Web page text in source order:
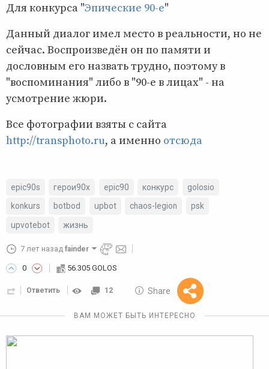
Для конкурса "Эпические 90-е"
Данный диалог имел место в реальности, но не
сейчас. Воспроизведён он по памяти и
дословным его назвать трудно, поэтому в
"воспоминания" либо в "90-е в лицах" - на
усмотрение жюри.
Все фотографии взяты с сайта
http://transphoto.ru, а именно отсюда
epic90s герои90х epic90 конкурс
golosio
konkurs
botbod upbot chaos-legion
psk
upvotebot
жизнь
7 лет назад fainder
0 56.305 GOLOS
Ответить 12 Share
Reward
10 GOLOS
ВАМ МОЖЕТ БЫТЬ ИНТЕРЕСНО